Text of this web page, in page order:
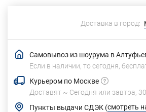
Доставка в город:
Самовывоз из шоурума в
Если в наличии, то сегодня,
Курьером по Москве
Доставят ~ Сегодня или завтра,
Пункты выдачи СДЭК (смотреть